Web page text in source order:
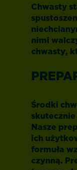
Chwasty
nimi
chwasty,
Środki
Nasze
ich
formuła
czynną.